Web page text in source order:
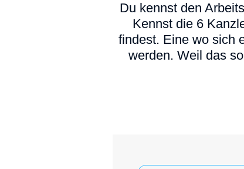
Du kennst den
Kennst die 6
findest. Eine wo sich
werden. Weil das